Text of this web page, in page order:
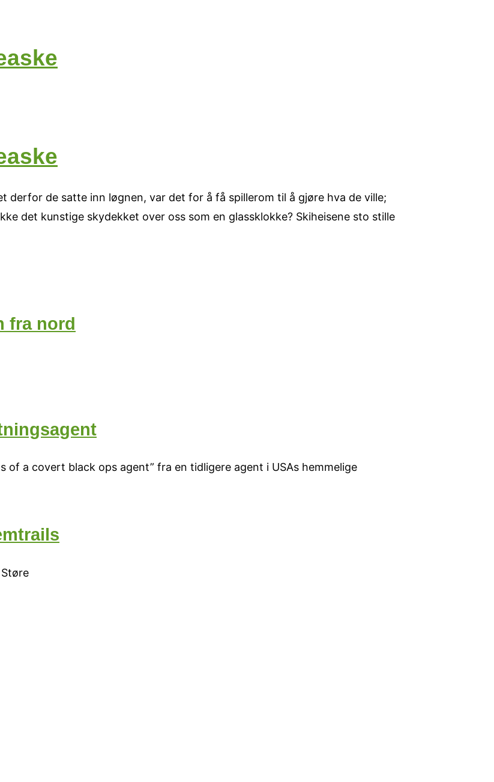
derfor de satte inn løgnen, var det for å få spillerom til å gjøre hva de ville;
det kunstige skydekket over oss som en glassklokke? Skiheisene sto stille
fra nord
a covert black ops agent” fra en tidligere agent i USAs hemmelige